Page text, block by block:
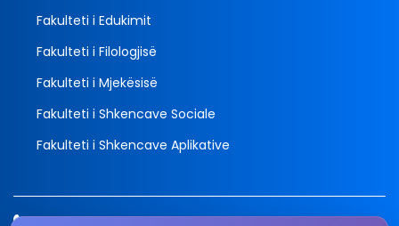
Fakulteti i Edukimit
Fakulteti i Filologjisë
Fakulteti i Mjekësisë
Fakulteti i Shkencave Sociale
Fakulteti i Shkencave Aplikative